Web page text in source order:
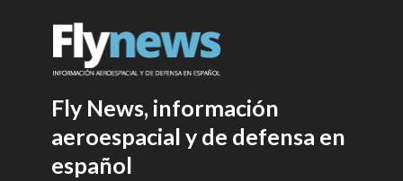
Fly News, información
aeroespacial y de defensa en
español